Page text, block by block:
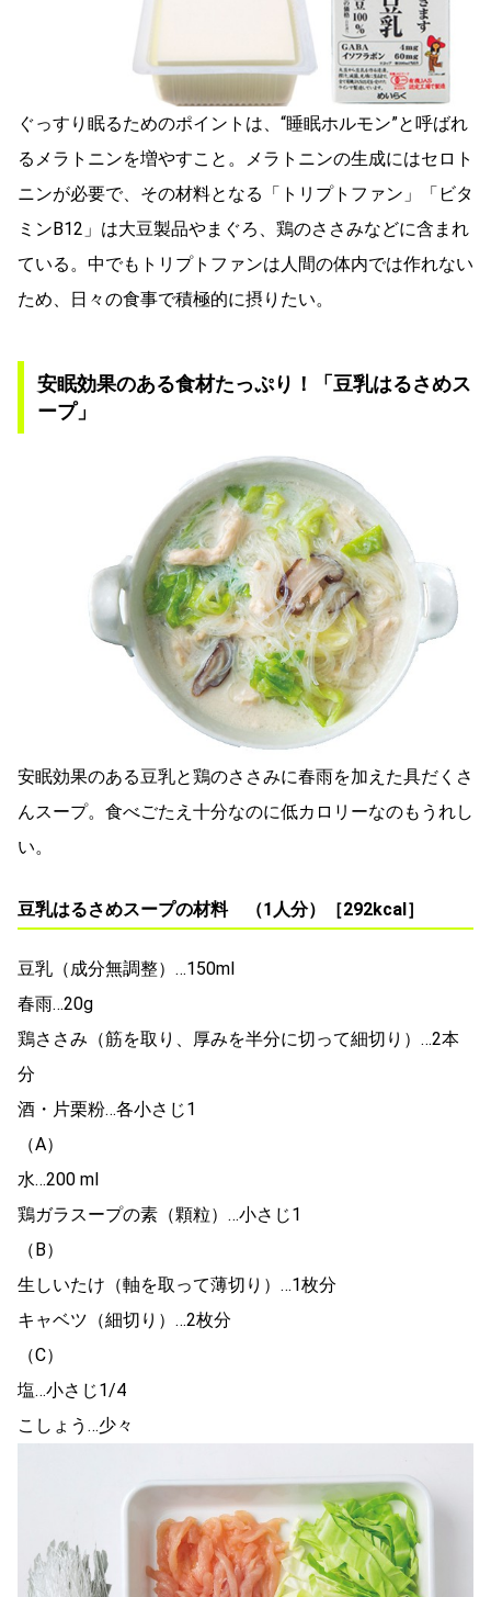
ぐっすり眠るためのポイントは、“睡眠ホルモン”と呼ばれ
るメラトニンを増やすこと。メラトニンの生成にはセロト
ニンが必要で、その材料となる「トリプトファン」「ビタ
ミンB12」は大豆製品やまぐろ、鶏のささみなどに含まれ
ている。中でもトリプトファンは人間の体内では作れない
ため、日々の食事で積極的に摂りたい。
安眠効果のある食材たっぷり！「豆乳はるさめス
ープ」
安眠効果のある豆乳と鶏のささみに春雨を加えた具だくさ
んスープ。食べごたえ十分なのに低カロリーなのもうれし
い。
豆乳はるさめスープの材料 （1人分）［292kcal］
豆乳（成分無調整）…150ml
春雨…20g
鶏ささみ（筋を取り、厚みを半分に切って細切り）…2本
分
酒・片栗粉…各小さじ1
（A）
水…200 ml
鶏ガラスープの素（顆粒）…小さじ1
（B）
生しいたけ（軸を取って薄切り）…1枚分
キャベツ（細切り）…2枚分
（C）
塩…小さじ1/4
こしょう…少々